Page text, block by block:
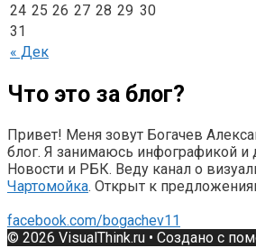
« Дек
24 25 26 27 28 29 30
31
Что это за блог?
Привет! Меня зовут Богачев
блог. Я занимаюсь инфографикой
Новости и РБК. Веду канал о
Чартомойка. Открыт к
facebook.com/bogachev11
© 2026 VisualThink.ru • Создано с